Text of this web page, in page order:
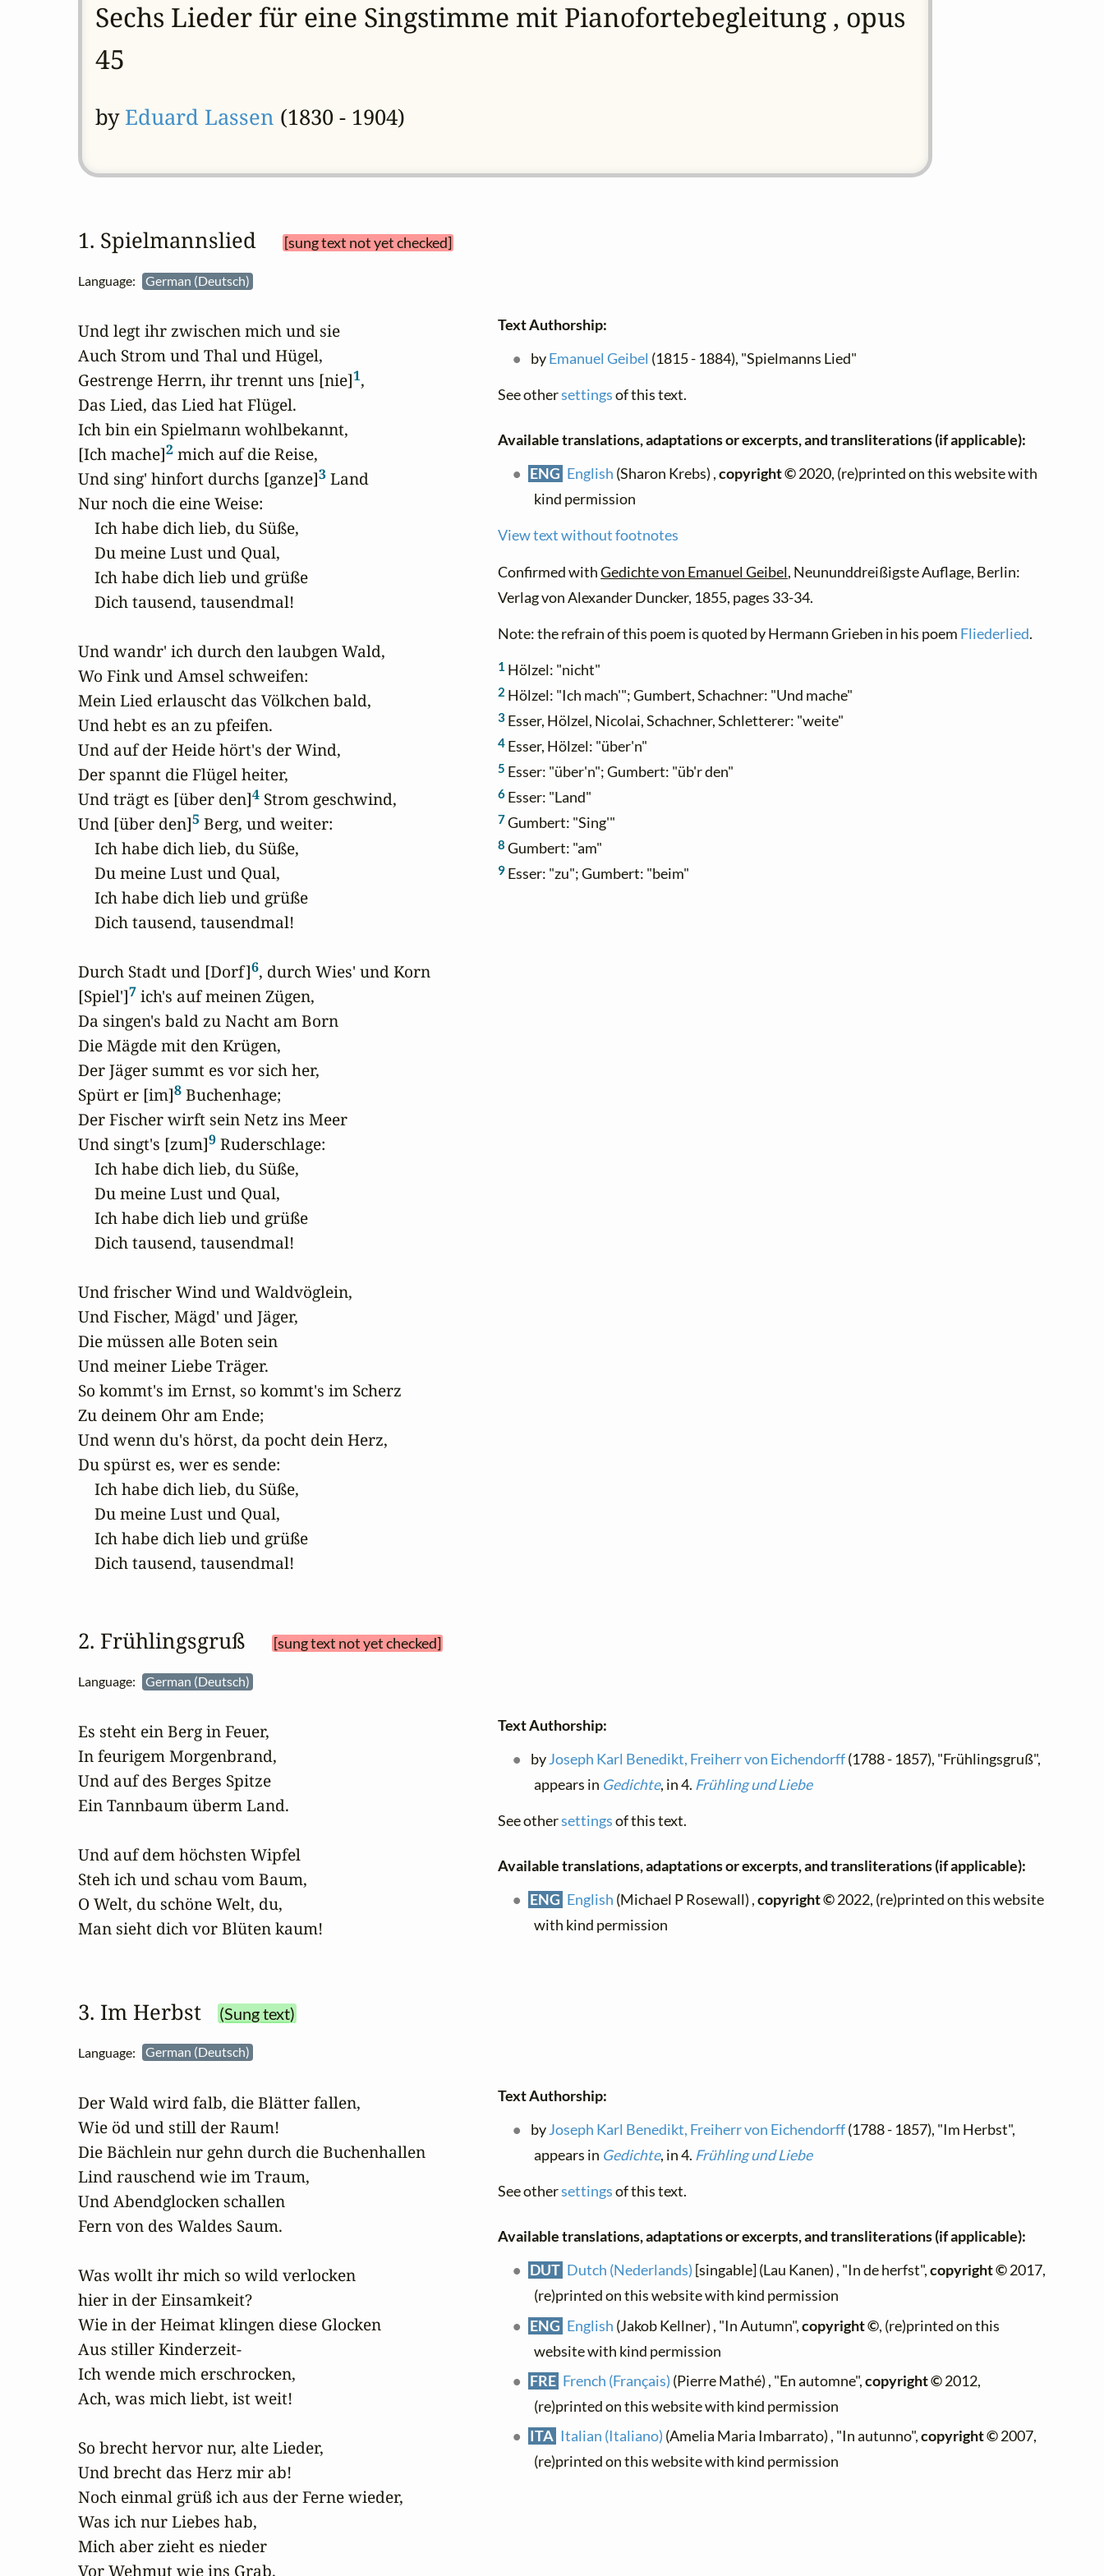
Sechs Lieder für eine Singstimme mit Pianofortebegleitung , opus
45
by Eduard Lassen (1830 - 1904)
1. Spielmannslied [sung text not yet checked]
Language: German (Deutsch)
Und legt ihr zwischen mich und sie
Auch Strom und Thal und Hügel,
Gestrenge Herrn, ihr trennt uns [nie]1,
Das Lied, das Lied hat Flügel.
Ich bin ein Spielmann wohlbekannt,
[Ich mache]2 mich auf die Reise,
Und sing' hinfort durchs [ganze]3 Land
Nur noch die eine Weise:
    Ich habe dich lieb, du Süße,
    Du meine Lust und Qual,
    Ich habe dich lieb und grüße
    Dich tausend, tausendmal!
Und wandr' ich durch den laubgen Wald,
Wo Fink und Amsel schweifen:
Mein Lied erlauscht das Völkchen bald,
Und hebt es an zu pfeifen.
Und auf der Heide hört's der Wind,
Der spannt die Flügel heiter,
Und trägt es [über den]4 Strom geschwind,
Und [über den]5 Berg, und weiter:
    Ich habe dich lieb, du Süße,
    Du meine Lust und Qual,
    Ich habe dich lieb und grüße
    Dich tausend, tausendmal!
Durch Stadt und [Dorf]6, durch Wies' und Korn
[Spiel']7 ich's auf meinen Zügen,
Da singen's bald zu Nacht am Born
Die Mägde mit den Krügen,
Der Jäger summt es vor sich her,
Spürt er [im]8 Buchenhage;
Der Fischer wirft sein Netz ins Meer
Und singt's [zum]9 Ruderschlage:
    Ich habe dich lieb, du Süße,
    Du meine Lust und Qual,
    Ich habe dich lieb und grüße
    Dich tausend, tausendmal!
Und frischer Wind und Waldvöglein,
Und Fischer, Mägd' und Jäger,
Die müssen alle Boten sein
Und meiner Liebe Träger.
So kommt's im Ernst, so kommt's im Scherz
Zu deinem Ohr am Ende;
Und wenn du's hörst, da pocht dein Herz,
Du spürst es, wer es sende:
    Ich habe dich lieb, du Süße,
    Du meine Lust und Qual,
    Ich habe dich lieb und grüße
    Dich tausend, tausendmal!
Text Authorship:
byEmanuel Geibel (1815 - 1884), "Spielmanns Lied"
See othersettingsof this text.
Available translations, adaptations or excerpts, and transliterations (if applicable):
ENG English (Sharon Krebs) ,copyright ©2020, (re)printed on this website with
kind permission
View text without footnotes
Confirmed withGedichte von Emanuel Geibel, Neununddreißigste Auflage, Berlin:
Verlag von Alexander Duncker, 1855, pages 33-34.
Note: the refrain of this poem is quoted by Hermann Grieben in his poem Fliederlied.
1 Hölzel: "nicht"
2 Hölzel: "Ich mach'"; Gumbert, Schachner: "Und mache"
3 Esser, Hölzel, Nicolai, Schachner, Schletterer: "weite"
4 Esser, Hölzel: "über'n"
5 Esser: "über'n"; Gumbert: "üb'r den"
6 Esser: "Land"
7Gumbert: "Sing'"
8 Gumbert: "am"
9 Esser: "zu"; Gumbert: "beim"
2. Frühlingsgruß [sung text not yet checked]
Language: German (Deutsch)
Es steht ein Berg in Feuer,
In feurigem Morgenbrand,
Und auf des Berges Spitze
Ein Tannbaum überm Land.
Und auf dem höchsten Wipfel
Steh ich und schau vom Baum,
O Welt, du schöne Welt, du,
Man sieht dich vor Blüten kaum!
Text Authorship:
byJoseph Karl Benedikt, Freiherr von Eichendorff(1788 - 1857), "Frühlingsgruß",
appears in Gedichte, in 4. Frühling und Liebe
See othersettingsof this text.
Available translations, adaptations or excerpts, and transliterations (if applicable):
ENG English (Michael P Rosewall) ,copyright ©2022, (re)printed on this website
with kind permission
3. Im Herbst (Sung text)
Language: German (Deutsch)
Der Wald wird falb, die Blätter fallen,
Wie öd und still der Raum!
Die Bächlein nur gehn durch die Buchenhallen
Lind rauschend wie im Traum,
Und Abendglocken schallen
Fern von des Waldes Saum.
Was wollt ihr mich so wild verlocken
hier in der Einsamkeit?
Wie in der Heimat klingen diese Glocken
Aus stiller Kinderzeit-
Ich wende mich erschrocken,
Ach, was mich liebt, ist weit!
So brecht hervor nur, alte Lieder,
Und brecht das Herz mir ab!
Noch einmal grüß ich aus der Ferne wieder,
Was ich nur Liebes hab,
Mich aber zieht es nieder
Vor Wehmut wie ins Grab.
Text Authorship:
byJoseph Karl Benedikt, Freiherr von Eichendorff(1788 - 1857), "Im Herbst",
appears in Gedichte, in 4. Frühling und Liebe
See othersettingsof this text.
Available translations, adaptations or excerpts, and transliterations (if applicable):
DUT Dutch (Nederlands) [singable] (Lau Kanen) , "In de herfst",copyright ©2017,
(re)printed on this website with kind permission
ENG English (Jakob Kellner) , "In Autumn",copyright ©, (re)printed on this
website with kind permission
FRE French (Français) (Pierre Mathé) , "En automne",copyright ©2012,
(re)printed on this website with kind permission
ITA Italian (Italiano) (Amelia Maria Imbarrato) , "In autunno",copyright ©2007,
(re)printed on this website with kind permission